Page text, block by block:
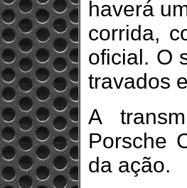
haverá
corrida,
oficial. O
travados
A
Porsche
da ação.